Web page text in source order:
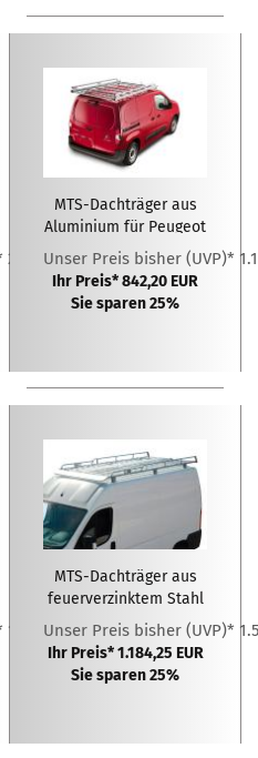
EUR
MTS-Dachträger aus
Aluminium für Peugeot
Partner L1H1 ( 2018 - )
mit Heckklappe
Unser Preis bisher (UVP)*
Ihr Preis* 842,20 EUR
Sie sparen 25%
EUR
MTS-Dachträger aus
feuerverzinktem Stahl
für Peugeot Boxer
L4H2 XL( 2006 - )
Unser Preis bisher (UVP)*
Ihr Preis* 1.184,25 EUR
Sie sparen 25%